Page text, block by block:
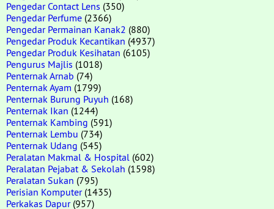
Pengedar Contact Lens (350)
Pengedar Perfume (2366)
Pengedar Permainan Kanak2 (880)
Pengedar Produk Kecantikan (4937)
Pengedar Produk Kesihatan (6105)
Pengurus Majlis (1018)
Penternak Arnab (74)
Penternak Ayam (1799)
Penternak Burung Puyuh (168)
Penternak Ikan (1244)
Penternak Kambing (591)
Penternak Lembu (734)
Penternak Udang (545)
Peralatan Makmal & Hospital (602)
Peralatan Pejabat & Sekolah (1598)
Peralatan Sukan (795)
Perisian Komputer(1435)
Perkakas Dapur(957)